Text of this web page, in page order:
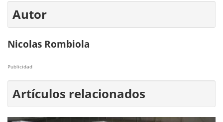
Autor
Nicolas Rombiola
Publicidad
Artículos relacionados